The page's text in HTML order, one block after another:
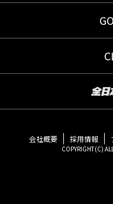
会社概要 採用情報
COPYRIGHT(C)